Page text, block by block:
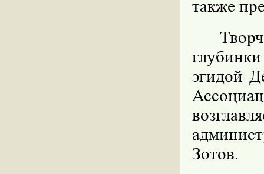
также
эгидой
Зотов.